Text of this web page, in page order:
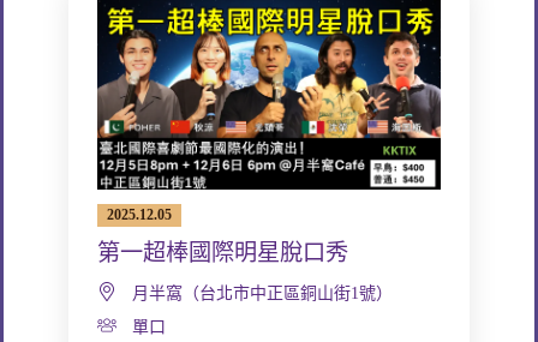
2025.12.05
第一超棒國際明星脫口秀
月半窩（台北市中正區銅山街1號）
單口